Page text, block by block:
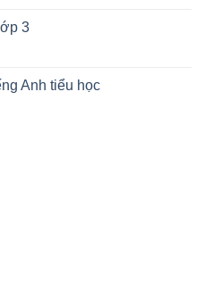
3
Anh tiểu học